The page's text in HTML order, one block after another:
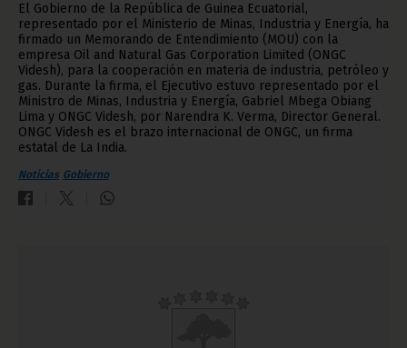
El Gobierno de la República de Guinea Ecuatorial,
representado por el Ministerio de Minas, Industria y Energía, ha
firmado un Memorando de Entendimiento (MOU) con la
empresa Oil and Natural Gas Corporation Limited (ONGC
Videsh), para la cooperación en materia de industria, petróleo y
gas. Durante la firma, el Ejecutivo estuvo representado por el
Ministro de Minas, Industria y Energía, Gabriel Mbega Obiang
Lima y ONGC Videsh, por Narendra K. Verma, Director General.
ONGC Videsh es el brazo internacional de ONGC, un firma
estatal de La India.
Noticias Gobierno